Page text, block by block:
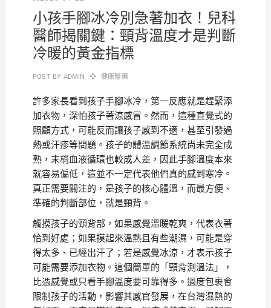
小孩手腳冰冷別急著加衣！兒科
醫師揭關鍵：頸背溫度才是判斷
冷暖的黃金指標
POST BY ADMIN 健康醫藥
許多家長看到孩子手腳冰冷，第一反應就是趕緊添
加衣物，深怕孩子著涼感冒。然而，這種直覺式的
照顧方式，可能反而讓孩子感到不適，甚至引發過
熱或汗疹等問題。孩子的體溫調節系統尚未完全成
熟，末梢血液循環也較成人差，因此手腳溫度本來
就容易偏低，這並不一定代表他們真的感到寒冷。
真正需要關注的，是孩子的核心體溫，而最方便、
準確的判斷部位，就是頸背。
觸摸孩子的頸背部，如果感覺溫暖乾爽，代表衣著
恰到好處；如果摸起來溫熱且有些潮濕，可能是穿
得太多、已經出汗了；若是感覺冰涼，才表示孩子
可能需要添加衣物。這個簡單的「頸背測溫法」，
比憑感覺或只看手腳溫度要可靠得多。過度包裹會
限制孩子的活動，影響其感官發展，在台灣濕熱的